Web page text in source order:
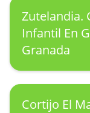
Zutelandia.
Infantil En
Granada
Cortijo El